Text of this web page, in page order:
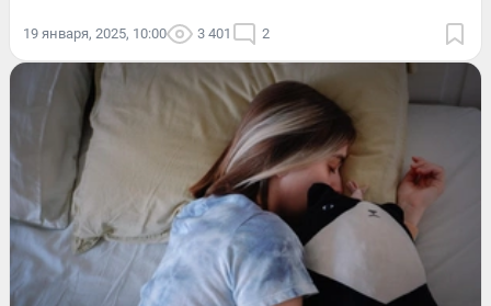
19 января, 2025, 10:00 3 401 2